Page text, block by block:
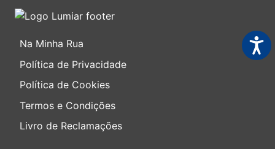
Na Minha Rua
Política de Privacidade
Política de Cookies
Termos e Condições
Livro de Reclamações